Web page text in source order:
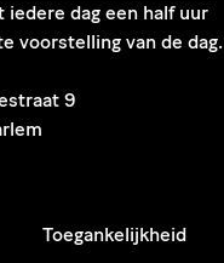
iedere dag een half uur
voorstelling van de dag.
9
Toegankelijkheid